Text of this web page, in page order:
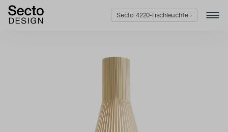
Secto 4220-Tischleuchte ›